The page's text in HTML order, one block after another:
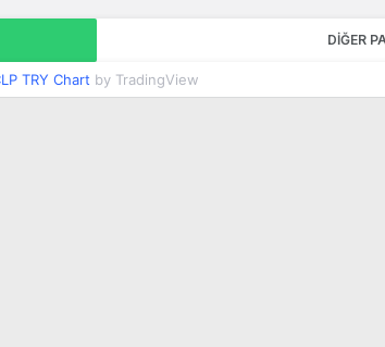
DIĞER
TRY Chart by TradingView